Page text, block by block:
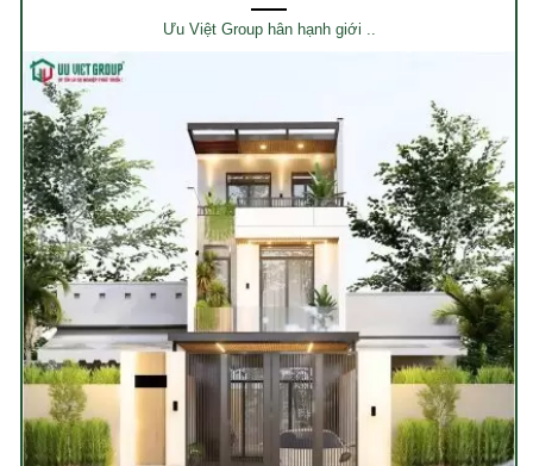
Ưu Việt Group hân hạnh giới ..